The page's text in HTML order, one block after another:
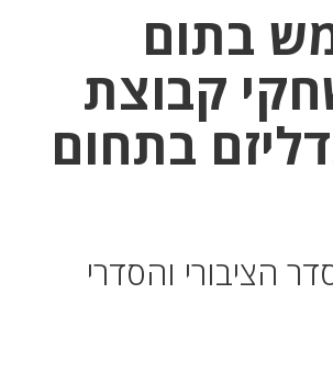
בתום
קבוצת
בתחום
הציבורי והסדרי